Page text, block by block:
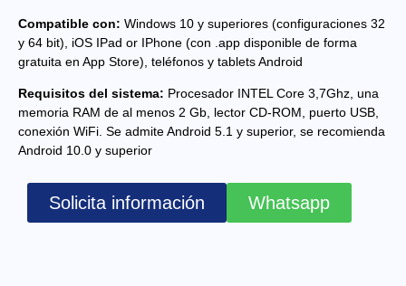
Compatible con: Windows 10 y superiores (configuraciones 32
y 64 bit), iOS IPad or IPhone (con .app disponible de forma
gratuita en App Store), teléfonos y tablets Android
Requisitos del sistema: Procesador INTEL Core 3,7Ghz, una
memoria RAM de al menos 2 Gb, lector CD-ROM, puerto USB,
conexión WiFi. Se admite Android 5.1 y superior, se recomienda
Android 10.0 y superior
Solicita información Whatsapp